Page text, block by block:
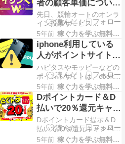
で、ここで話して…
とうございます。 競走対
象が人間である事について
は、正直あまり関係ないと
思います。 予想がしやす
いと仮定したとして、それ
はオッズに反映されるの
で、的中は…
者の顧客単価について
検証してみた
先日、競輪オートのオンラ
イン投票サービス
「WINTICKET」の新規登
録＆初回チャージで、50％
還元のキャンペーンをやっ
ていたので登録しました。
（現在キャンペーンは終了
して、10％還元になってい
るようです） 還元額の上
限は99988円なので、20万
円チャージで約10万円分の
ポ…
5年前 稼ぐ力を学ぶ無料講座
iphone利用している
人がポイントサイトで
ポイントが付かない理
由
ハピタスやモッピーなどの
ポイントサイトは、cookie
によるトラッキングを検知
して、ポイントサイト経由
で商品を購入した事判別し
ます。 最近のMacや
iphoneには、サイト越えト
ラッキングを防ぐ
ITP（Intelligent Tracking
5年前 稼ぐ力を学ぶ無料講座
Dポイントカード＆D
払いで20％還元キャン
ペーン実施中
Dポイントカード提示＆D
払いで20％還元キャンペー
ンが始まったようですね。
5年前 稼ぐ力を学ぶ無料講座